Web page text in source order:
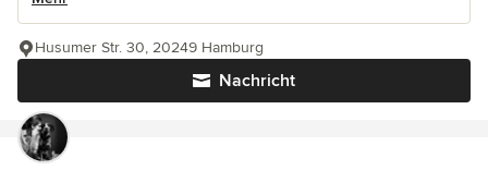
Nachricht
Husumer Str. 30, 20249 Hamburg